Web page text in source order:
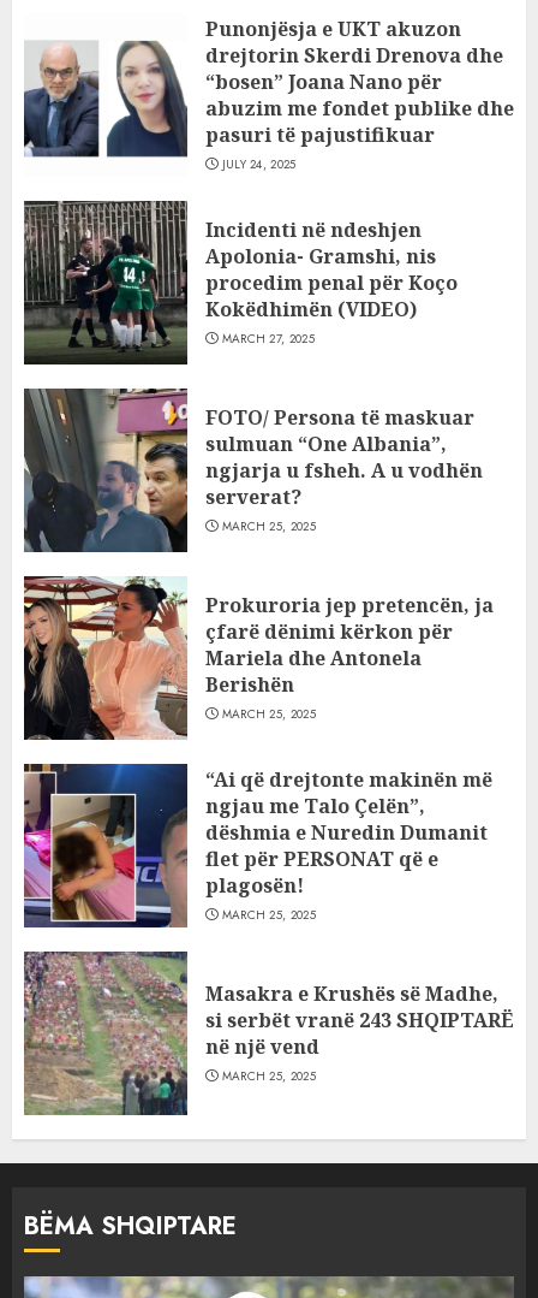
Punonjësja e UKT akuzon
drejtorin Skerdi Drenova dhe
“bosen” Joana Nano për
abuzim me fondet publike dhe
pasuri të pajustifikuar
JULY 24, 2025
Incidenti në ndeshjen
Apolonia- Gramshi, nis
procedim penal për Koço
Kokëdhimën (VIDEO)
MARCH 27, 2025
FOTO/ Persona të maskuar
sulmuan “One Albania”,
ngjarja u fsheh. A u vodhën
serverat?
MARCH 25, 2025
Prokuroria jep pretencën, ja
çfarë dënimi kërkon për
Mariela dhe Antonela
Berishën
MARCH 25, 2025
“Ai që drejtonte makinën më
ngjau me Talo Çelën”,
dëshmia e Nuredin Dumanit
flet për PERSONAT që e
plagosën!
MARCH 25, 2025
Masakra e Krushës së Madhe,
si serbët vranë 243 SHQIPTARË
në një vend
MARCH 25, 2025
BËMA SHQIPTARE